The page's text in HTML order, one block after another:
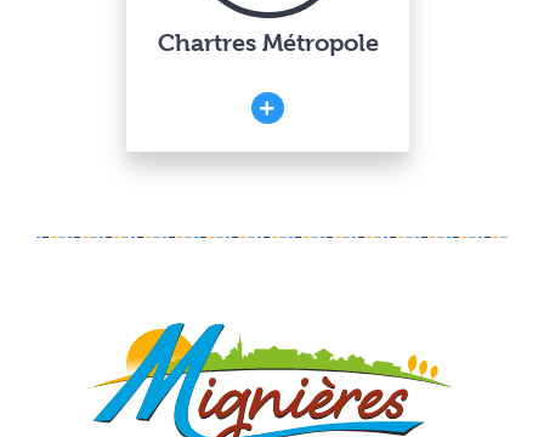
Chartres Métropole